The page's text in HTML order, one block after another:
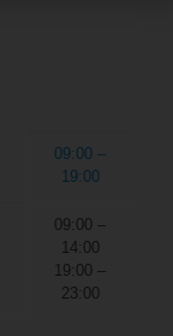
09:00 –
19:00
09:00 –
14:00
19:00 –
23:00